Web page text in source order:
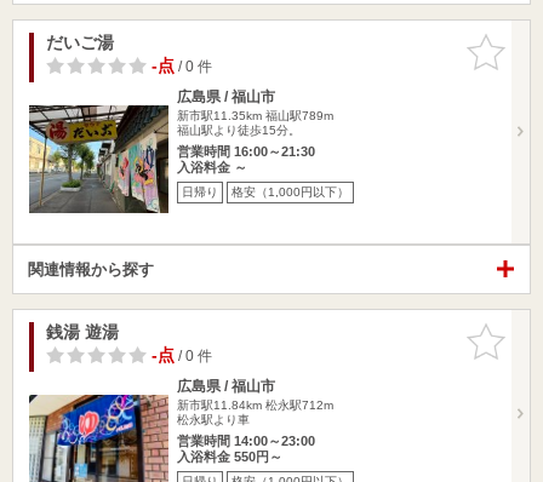
お気に入
りに追加
だいご湯
-点/ 0 件
広島県 / 福山市
新市駅11.35km 福山駅789m
福山駅より徒歩15分。
営業時間 16:00～21:30
入浴料金 ～
日帰り 格安（1,000円以下）
関連情報から探す
お気に入
りに追加
銭湯 遊湯
-点/ 0 件
広島県 / 福山市
新市駅11.84km 松永駅712m
松永駅より車
営業時間 14:00～23:00
入浴料金 550円～